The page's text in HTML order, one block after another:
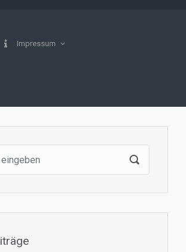
Impressum